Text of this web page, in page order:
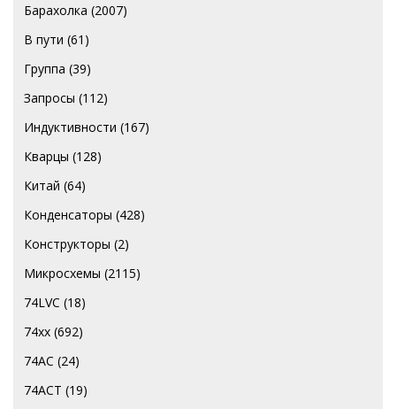
Барахолка (2007)
В пути (61)
Группа (39)
Запросы (112)
Индуктивности (167)
Кварцы (128)
Китай (64)
Конденсаторы (428)
Конструкторы (2)
Микросхемы (2115)
74LVC (18)
74хх (692)
74AC (24)
74ACT (19)